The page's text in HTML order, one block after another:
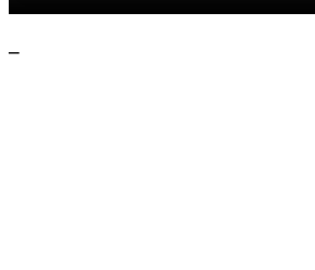
–